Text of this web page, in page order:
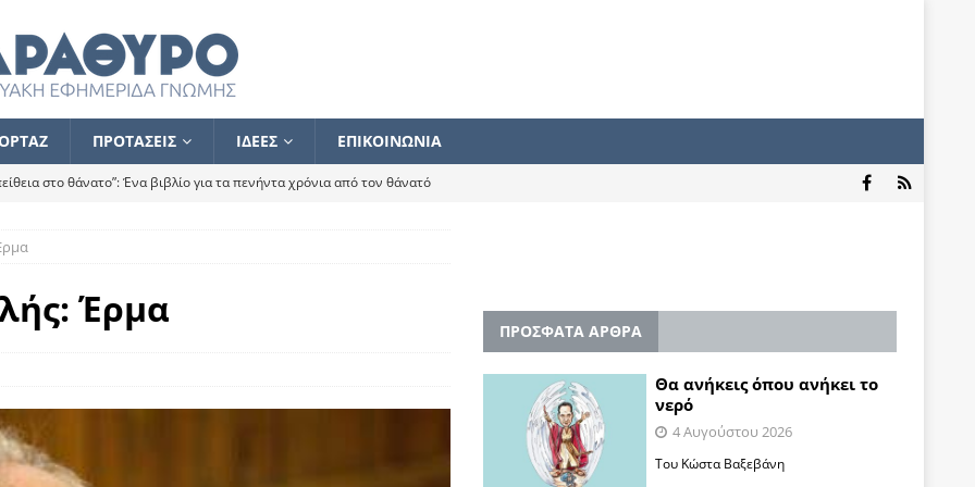
ΠΡΟΤΑΣΕΙΣ ΙΔΕΕΣ ΕΠΙΚΟΙΝΩΝΙΑ
στο θάνατο”: Ένα βιβλίο για τα πενήντα χρόνια από τον θάνατό
ποιος κοροϊδεύει ποιον Αλέξη
ότι δεν υπάρχει παρακολούθηση και κέντρο το οποίο
θερμά όσους σπεύδουν να το ενισχύσουν – Συνεχίζουμε
των εκλογών
Έρμα ΠΡΟΣΦΑΤΑ ΑΡΘΡΑ
Θα ανήκεις όπου ανήκει το
νερό
4 Αυγούστου 2026
Του Κώστα Βαξεβάνη